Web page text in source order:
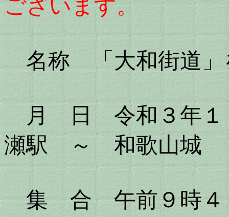
ございます。
名称 「大和街道」
月 日 令和３年１
瀬駅 ～ 和歌山城
集 合 午前９時４